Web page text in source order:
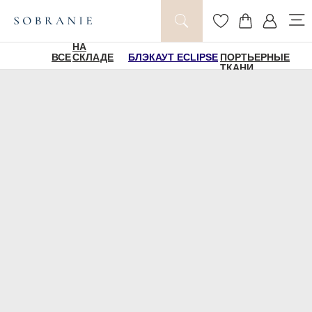
ВСЕ
НА
СКЛАДЕ
БЛЭКАУТ ECLIPSE ПОРТЬЕРНЫЕ
ТКАНИ